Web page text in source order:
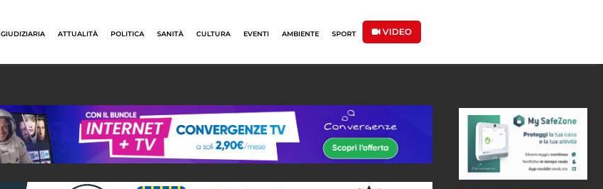
GIUDIZIARIA ATTUALITÀ POLITICA SANITÀ CULTURA EVENTI AMBIENTE SPORT VIDEO